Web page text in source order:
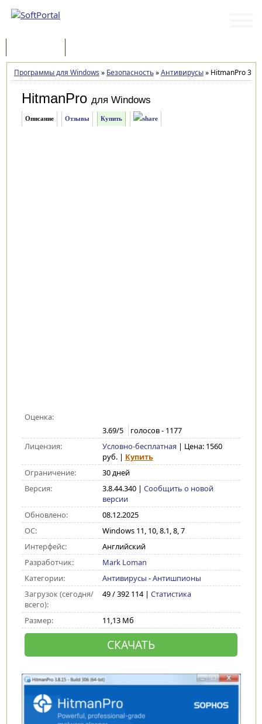
Программы для Windows » Безопасность»Антивирусы»HitmanPro
HitmanPro для Windows
Описание Отзывы Купить
Оценка:
3.69/5 голосов - 1177
Лицензия:
Условно-бесплатная | Цена: 1560
руб. | Купить
Ограничение:
30 дней
Версия:
3.8.44.340| Сообщить о новой
версии
Обновлено:
08.12.2025
ОС:
Windows 11, 10, 8.1, 8, 7
Интерфейс:
Английский
Разработчик:
Mark Loman
Категории:
Антивирусы -Антишпионы
Загрузок (сегодня/
всего):
49 / 392 114 | Статистика
Размер: 11,13 Мб
СКАЧАТЬ